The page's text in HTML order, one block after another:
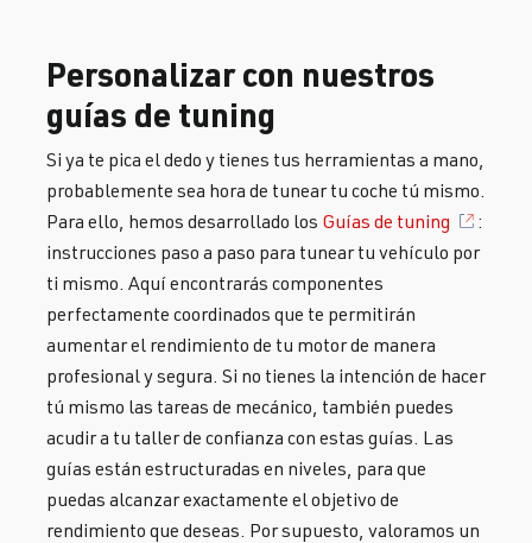
Personalizar con nuestros
guías de tuning
Si ya te pica el dedo y tienes tus herramientas a mano,
probablemente sea hora de tunear tu coche tú mismo.
Para ello, hemos desarrollado los Guías de tuning
:
instrucciones paso a paso para tunear tu vehículo por
ti mismo. Aquí encontrarás componentes
perfectamente coordinados que te permitirán
aumentar el rendimiento de tu motor de manera
profesional y segura. Si no tienes la intención de hacer
tú mismo las tareas de mecánico, también puedes
acudir a tu taller de confianza con estas guías. Las
guías están estructuradas en niveles, para que
puedas alcanzar exactamente el objetivo de
rendimiento que deseas. Por supuesto, valoramos un